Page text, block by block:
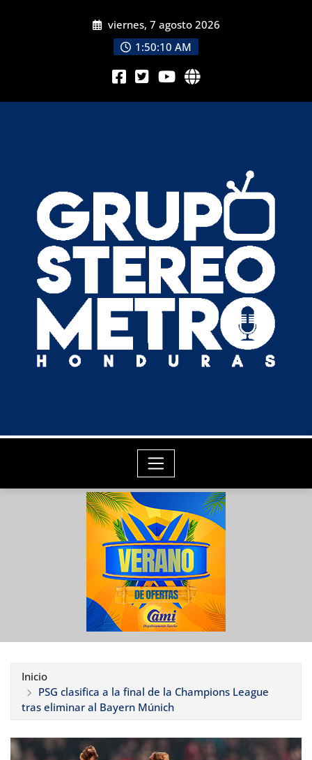
viernes, 7 agosto 2026
1:50:12 AM
Inicio
PSG clasifica a la final de la Champions League
tras eliminar al Bayern Múnich